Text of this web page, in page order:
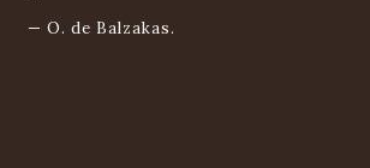
— O. de Balzakas.